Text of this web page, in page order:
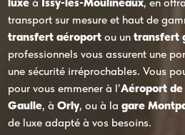
transport sur mesure et haut de
transfert aéroport ou untransfert
professionnels vous assurent une
une sécurité irréprochables. Vous
pour vous emmener à l’Aéroport de
Gaulle, àOrly, ou à lagare
de luxe adapté à vos besoins.